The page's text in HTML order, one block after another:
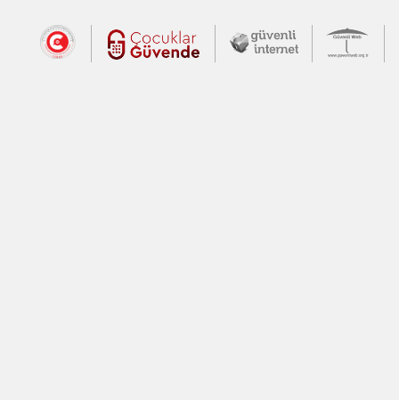
Dış Bağlantılar
Cumhurbaşkanlığı İletişim Merkezi
Çocuklar Güvende (yeni
Güvenli